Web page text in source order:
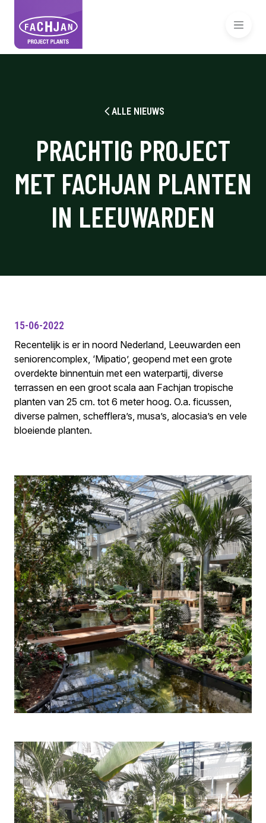
ALLE NIEUWS
PRACHTIG PROJECT
MET FACHJAN PLANTEN
IN LEEUWARDEN
15-06-2022
Recentelijk is er in noord Nederland, Leeuwarden een
seniorencomplex, ‘Mipatio’, geopend met een grote
overdekte binnentuin met een waterpartij, diverse
terrassen en een groot scala aan Fachjan tropische
planten van 25 cm. tot 6 meter hoog. O.a. ficussen,
diverse palmen, schefflera’s, musa’s, alocasia’s en vele
bloeiende planten.